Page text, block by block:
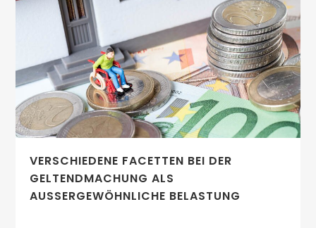
VERSCHIEDENE FACETTEN BEI DER
GELTENDMACHUNG ALS
AUSSERGEWÖHNLICHE BELASTUNG